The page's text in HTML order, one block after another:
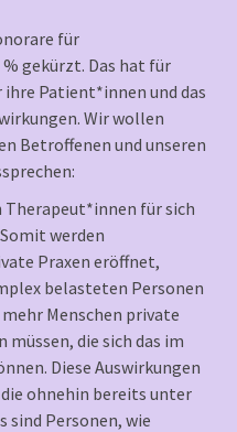
für
gekürzt. Das hat für
Patient*innen und das
Wir wollen
Betroffenen und unseren
Therapeut*innen für sich
werden
Praxen eröffnet,
belasteten Personen
Menschen private
die sich das im
Diese Auswirkungen
ohnehin bereits unter
sind Personen, wie